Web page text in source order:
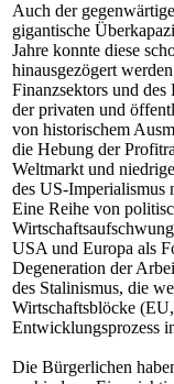
Auch der
gigantische
Jahre konnte diese
hinausgezögert
Finanzsektors und
der privaten und
von historischem
die Hebung der
Weltmarkt und
des US-Imperialismus
Eine Reihe von
USA und Europa als
Degeneration der
des Stalinismus, die
Wirtschaftsblöcke
Entwicklungsprozess
Die Bürgerlichen